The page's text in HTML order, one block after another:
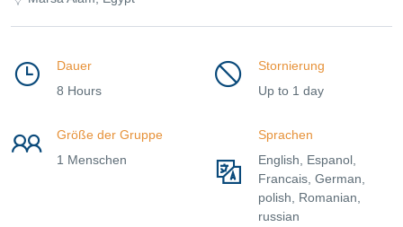
Dauer
8 Hours
Stornierung
Up to 1 day
Größe der Gruppe
1 Menschen
Sprachen
English, Espanol,
Francais, German,
polish, Romanian,
russian